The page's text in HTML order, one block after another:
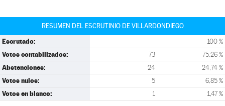
RESUMEN DEL ESCRUTINIO DE VILLARDONDIEGO
Escrutado: 100 %
Votos contabilizados: 73 75,26 %
Abstenciones: 24 24,74 %
Votos nulos: 5 6,85 %
Votos en blanco: 1 1,47 %